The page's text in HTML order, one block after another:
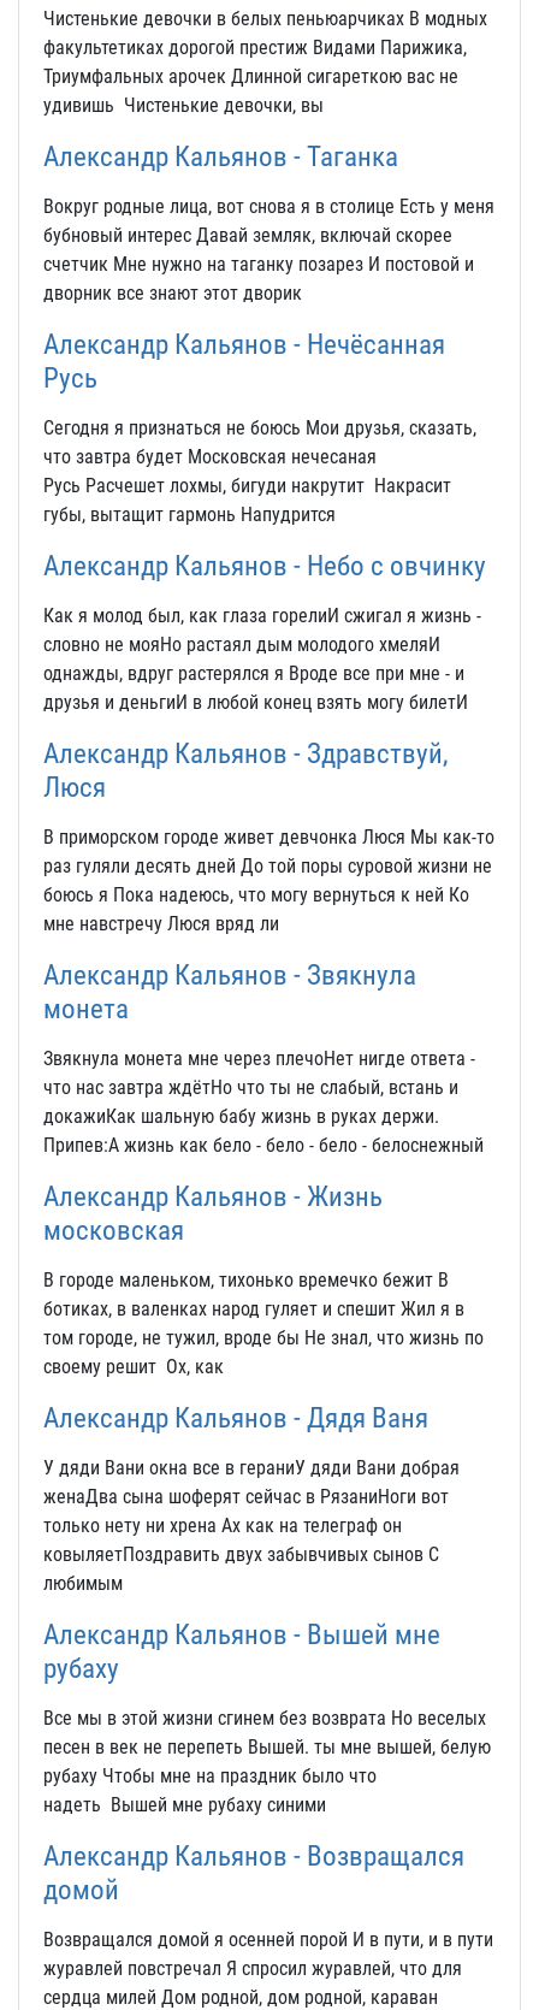
Чистенькие девочки в белых пеньюарчиках В модных
факультетиках дорогой престиж Видами Парижика,
Триумфальных арочек Длинной сигареткою вас не
удивишь Чистенькие девочки, вы
Александр Кальянов - Таганка
Вокруг родные лица, вот снова я в столице Есть у меня
бубновый интерес Давай земляк, включай скорее
счетчик Мне нужно на таганку позарез И постовой и
дворник все знают этот дворик
Александр Кальянов - Нечёсанная
Русь
Сегодня я признаться не боюсь Мои друзья, сказать,
что завтра будет Московская нечесаная
Русь Расчешет лохмы, бигуди накрутит Накрасит
губы, вытащит гармонь Напудрится
Александр Кальянов - Небо с овчинку
Как я молод был, как глаза горелиИ сжигал я жизнь -
словно не мояНо растаял дым молодого хмеляИ
однажды, вдруг растерялся я Вроде все при мне - и
друзья и деньгиИ в любой конец взять могу билетИ
Александр Кальянов - Здравствуй,
Люся
В приморском городе живет девчонка Люся Мы как-то
раз гуляли десять дней До той поры суровой жизни не
боюсь я Пока надеюсь, что могу вернуться к ней Ко
мне навстречу Люся вряд ли
Александр Кальянов - Звякнула
монета
Звякнула монета мне через плечоНет нигде ответа -
что нас завтра ждётНо что ты не слабый, встань и
докажиКак шальную бабу жизнь в руках держи.
Припев:А жизнь как бело - бело - бело - белоснежный
Александр Кальянов - Жизнь
московская
В городе маленьком, тихонько времечко бежит В
ботиках, в валенках народ гуляет и спешит Жил я в
том городе, не тужил, вроде бы Не знал, что жизнь по
своему решит Ох, как
Александр Кальянов - Дядя Ваня
У дяди Вани окна все в гераниУ дяди Вани добрая
женаДва сына шоферят сейчас в РязаниНоги вот
только нету ни хрена Ах как на телеграф он
ковыляетПоздравить двух забывчивых сынов С
любимым
Александр Кальянов - Вышей мне
рубаху
Все мы в этой жизни сгинем без возврата Но веселых
песен в век не перепеть Вышей. ты мне вышей, белую
рубаху Чтобы мне на праздник было что
надеть Вышей мне рубаху синими
Александр Кальянов - Возвращался
домой
Возвращался домой я осенней порой И в пути, и в пути
журавлей повстречал Я спросил журавлей, что для
сердца милей Дом родной, дом родной, караван